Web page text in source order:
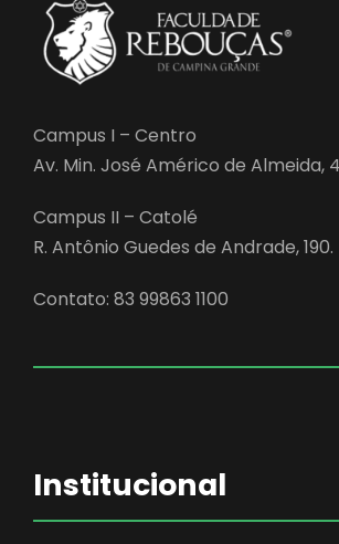
Campus I – Centro
Av. Min. José Américo de Almeida,
Campus II – Catolé
R. Antônio Guedes de Andrade, 190.
Contato: 83 99863 1100
Institucional